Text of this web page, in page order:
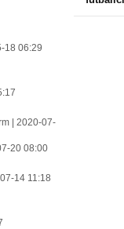
18 06:29
| 2020-07-
20 08:00
14 11:18